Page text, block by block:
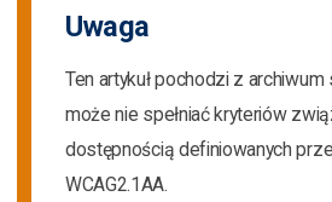
Uwaga
Ten artykuł pochodzi z
może nie spełniać kryteriów
dostępnością definiowanych
WCAG2.1AA.